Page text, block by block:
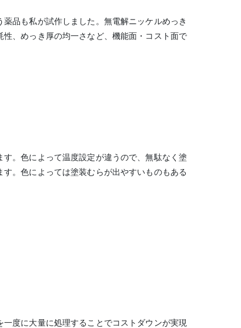
品も私が試作しました。無電解ニッケルめっき
、めっき厚の均一さなど、機能面・コスト面で
。色によって温度設定が違うので、無駄なく塗
。色によっては塗装むらが出やすいものもある
度に大量に処理することでコストダウンが実現